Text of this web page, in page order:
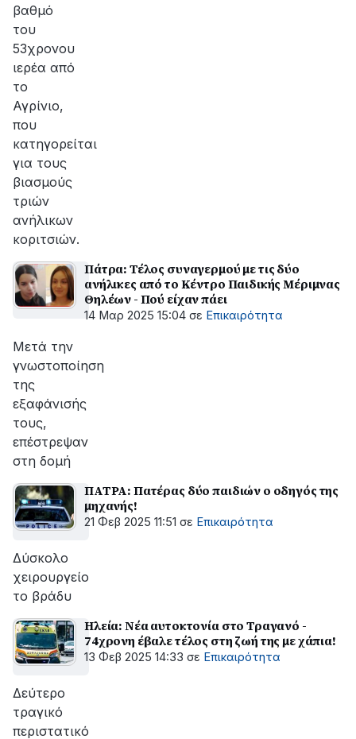
βαθμό
του
53χρονου
ιερέα από
το
Αγρίνιο,
που
κατηγορείται
για τους
βιασμούς
τριών
ανήλικων
κοριτσιών.
Πάτρα: Τέλος συναγερμού με τις δύο
ανήλικες από το Κέντρο Παιδικής Μέριμνας
Θηλέων - Πού είχαν πάει
14 Μαρ 2025 15:04 σε Επικαιρότητα
Μετά την
γνωστοποίηση
της
εξαφάνισής
τους,
επέστρεψαν
στη δομή
ΠΑΤΡΑ: Πατέρας δύο παιδιών ο οδηγός της
μηχανής!
21 Φεβ 2025 11:51 σε Επικαιρότητα
Δύσκολο
χειρουργείο
το βράδυ
Ηλεία: Νέα αυτοκτονία στο Τραγανό -
74χρονη έβαλε τέλος στη ζωή της με χάπια!
13 Φεβ 2025 14:33 σε Επικαιρότητα
Δεύτερο
τραγικό
περιστατικό